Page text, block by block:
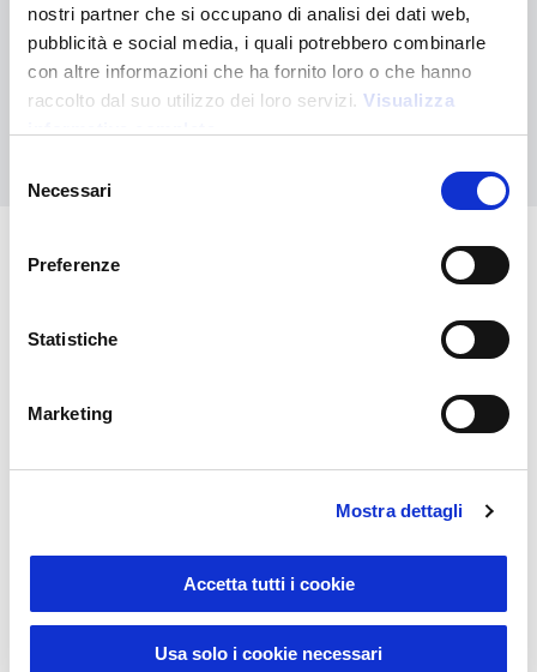
nostri partner che si occupano di analisi dei dati web,
pubblicità e social media, i quali potrebbero combinarle
con altre informazioni che ha fornito loro o che hanno
raccolto dal suo utilizzo dei loro servizi. Visualizza
delNecessari
Preferenze
Statistiche
Marketing
Mostra dettagli
Accetta tutti i cookie
Usa solo i cookie necessari
¿No has encontrado lo que buscabas?
Contáctanos para recibir asistencia o haz tu pedido
personalizado
Contáctanos
También puede interesarle